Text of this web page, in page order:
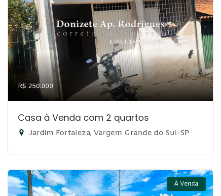
R$ 250.000
Casa à Venda com 2 quartos
Jardim Fortaleza, Vargem Grande do Sul-SP
À Venda